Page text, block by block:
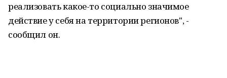
реализовать какое-то социально значимое
действие у себя на территории регионов", -
сообщил он.